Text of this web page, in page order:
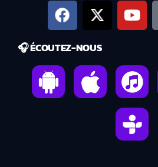
🎧 ÉCOUTEZ-NOUS